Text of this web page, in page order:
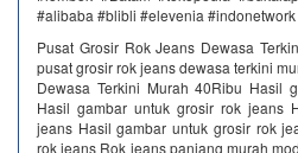
#alibaba #blibli #elevenia #indonetwork
Pusat Grosir Rok Jeans Dewasa
pusat grosir rok jeans dewasa terkini
Dewasa Terkini Murah 40Ribu Hasil
Hasil gambar untuk grosir rok jeans
jeans Hasil gambar untuk grosir rok
rok jeans Rok jeans panjang murah